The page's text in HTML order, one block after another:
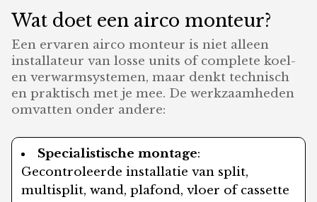
Wat doet een airco monteur?
Een ervaren airco monteur is niet alleen
installateur van losse units of complete koel-
en verwarmsystemen, maar denkt technisch
en praktisch met je mee. De werkzaamheden
omvatten onder andere:
Specialistische montage:
Gecontroleerde installatie van split,
multisplit, wand, plafond, vloer of cassette